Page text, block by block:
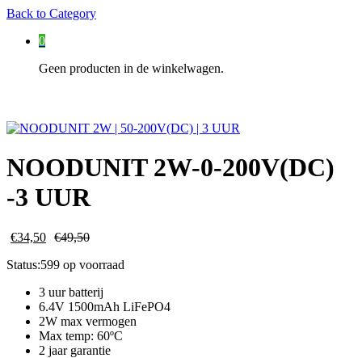
Back to Category
0
Geen producten in de winkelwagen.
NOODUNIT 2W-0-200V(DC)
-3 UUR
€34,50 €49,50
Status:599 op voorraad
3 uur batterij
6.4V 1500mAh LiFePO4
2W max vermogen
Max temp: 60ºC
2 jaar garantie